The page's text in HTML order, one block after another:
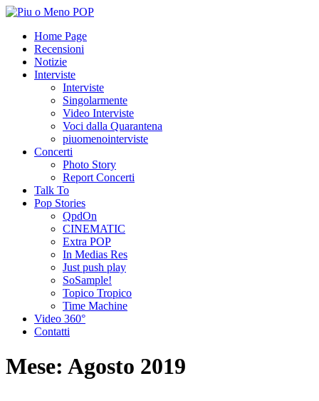
Home Page
Recensioni
Notizie
Interviste
Interviste
Singolarmente
Video Interviste
Voci dalla Quarantena
piuomenointerviste
Concerti
Photo Story
Report Concerti
Talk To
Pop Stories
QpdOn
CINEMATIC
Extra POP
In Medias Res
Just push play
SoSample!
Topico Tropico
Time Machine
Video 360°
Contatti
Mese: Agosto 2019